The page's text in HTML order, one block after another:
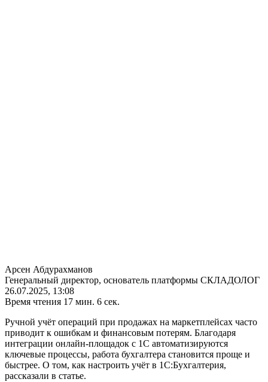
Арсен Абдурахманов
Генеральный директор, основатель платформы СКЛАДОЛОГ
26.07.2025, 13:08
Время чтения 17 мин. 6 сек.
Ручной учёт операций при продажах на маркетплейсах часто
приводит к ошибкам и финансовым потерям. Благодаря
интеграции онлайн-площадок с 1С автоматизируются
ключевые процессы, работа бухгалтера становится проще и
быстрее. О том, как настроить учёт в 1С:Бухгалтерия,
рассказали в статье.